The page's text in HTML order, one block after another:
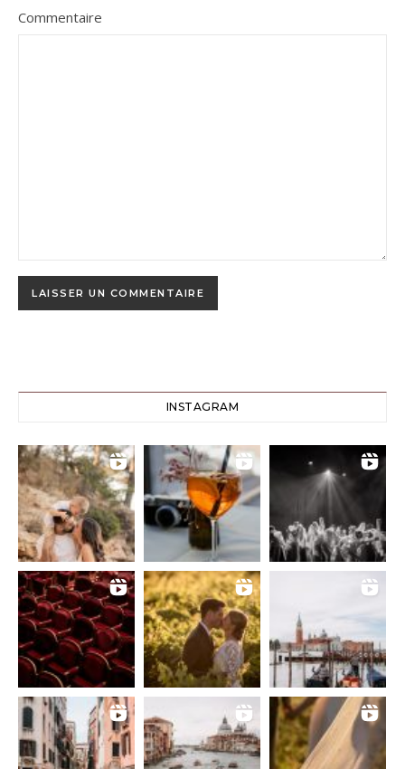
Commentaire
INSTAGRAM